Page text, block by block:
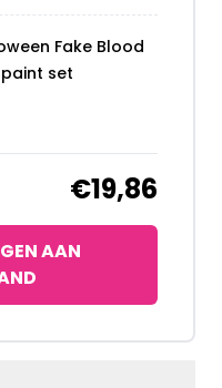
Fake Blood
set
€19,86
AAN